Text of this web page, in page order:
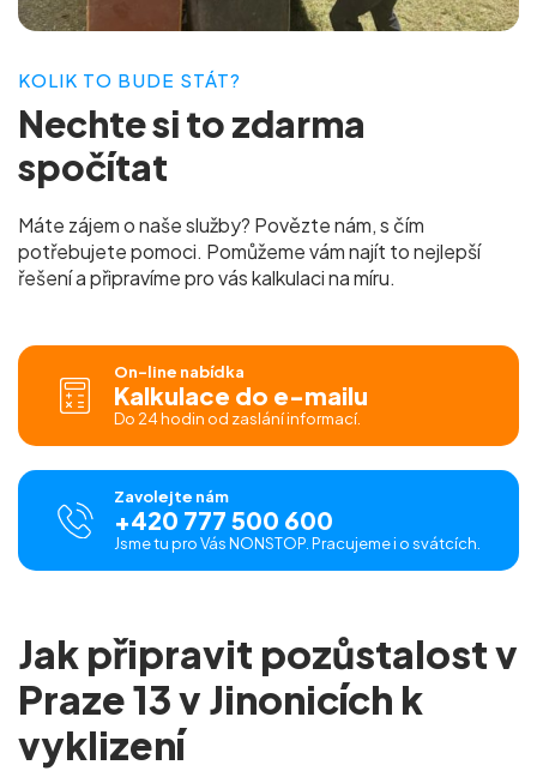
KOLIK TO BUDE STÁT?
Nechte si tozdarma
spočítat
Máte zájem o naše služby? Povězte nám, s čím
potřebujete pomoci. Pomůžeme vám najít to nejlepší
řešení a připravíme pro váskalkulaci na míru.
On-line nabídka
Kalkulace do e-mailu
Do 24 hodin od zaslání informací.
Zavolejte nám
+420 777 500 600
Jsme tu pro Vás NONSTOP. Pracujeme i o svátcích.
Jak připravit pozůstalost v
Praze 13 v Jinonicích k
vyklizení